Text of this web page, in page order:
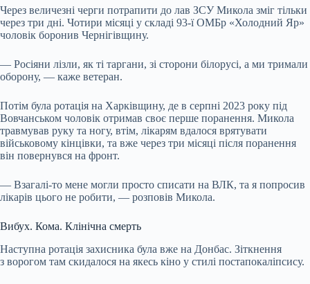
Через величезні черги потрапити до лав ЗСУ Микола зміг тільки
через три дні. Чотири місяці у складі 93-ї ОМБр «Холодний Яр»
чоловік боронив Чернігівщину.
— Росіяни лізли, як ті таргани, зі сторони білорусі, а ми тримали
оборону, — каже ветеран.
Потім була ротація на Харківщину, де в серпні 2023 року під
Вовчанськом чоловік отримав своє перше поранення. Микола
травмував руку та ногу, втім, лікарям вдалося врятувати
військовому кінцівки, та вже через три місяці після поранення
він повернувся на фронт.
— Взагалі-то мене могли просто списати на ВЛК, та я попросив
лікарів цього не робити, — розповів Микола.
Вибух. Кома. Клінічна смерть
Наступна ротація захисника була вже на Донбас. Зіткнення
з ворогом там скидалося на якесь кіно у стилі постапокаліпсису.